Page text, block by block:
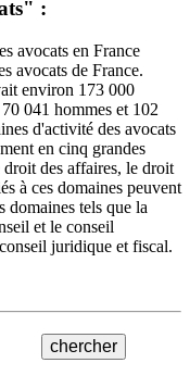
:
avocats en France
avocats de France.
environ 173 000
041 hommes et 102
d'activité des avocats
en cinq grandes
des affaires, le droit
à ces domaines peuvent
domaines tels que la
et le conseil
juridique et fiscal.